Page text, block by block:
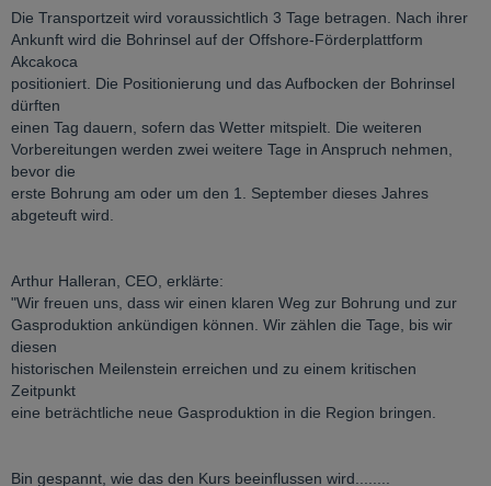
Die Transportzeit wird voraussichtlich 3 Tage betragen. Nach ihrer
Ankunft wird die Bohrinsel auf der Offshore-Förderplattform
Akcakoca
positioniert. Die Positionierung und das Aufbocken der Bohrinsel
dürften
einen Tag dauern, sofern das Wetter mitspielt. Die weiteren
Vorbereitungen werden zwei weitere Tage in Anspruch nehmen,
bevor die
erste Bohrung am oder um den 1. September dieses Jahres
abgeteuft wird.
Arthur Halleran, CEO, erklärte:
"Wir freuen uns, dass wir einen klaren Weg zur Bohrung und zur
Gasproduktion ankündigen können. Wir zählen die Tage, bis wir
diesen
historischen Meilenstein erreichen und zu einem kritischen
Zeitpunkt
eine beträchtliche neue Gasproduktion in die Region bringen.
Bin gespannt, wie das den Kurs beeinflussen wird........